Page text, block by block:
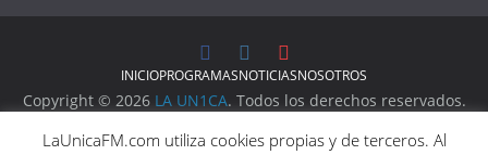
INICIOPROGRAMASNOTICIASNOSOTROS
Copyright © 2026 LA UN1CA. Todos los derechos reservados.
LaUnicaFM.com utiliza cookies propias y de terceros. Al